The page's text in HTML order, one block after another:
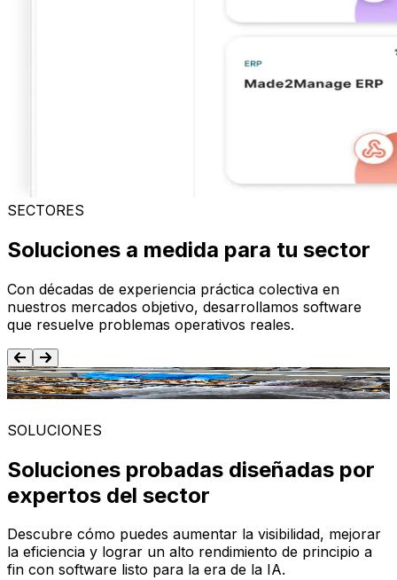
SECTORES
Soluciones a medida para tu sector
Con décadas de experiencia práctica colectiva en
nuestros mercados objetivo, desarrollamos software
que resuelve problemas operativos reales.
Alimentación y Bebida
SOLUCIONES
Soluciones probadas diseñadas por
expertos del sector
Descubre cómo puedes aumentar la visibilidad, mejorar
la eficiencia y lograr un alto rendimiento de principio a
fin con software listo para la era de la IA.